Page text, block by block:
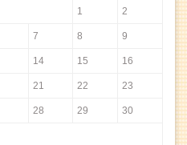
1 2
7 8 9
14 15 16
21 22 23
28 29 30